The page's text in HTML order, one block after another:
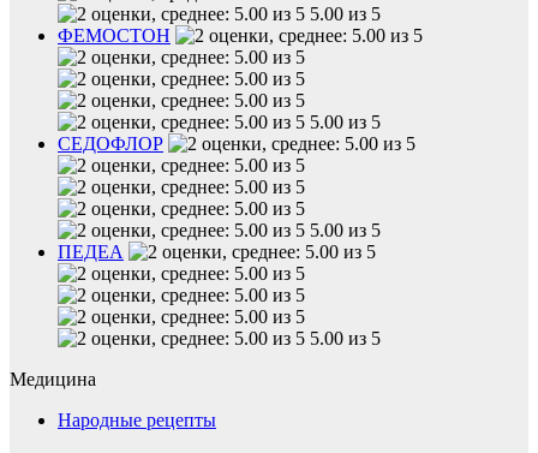
5.00 из 5
ФЕМОСТОН
5.00 из 5
СЕДОФЛОР
5.00 из 5
ПЕДЕА
5.00 из 5
Медицина
Народные рецепты